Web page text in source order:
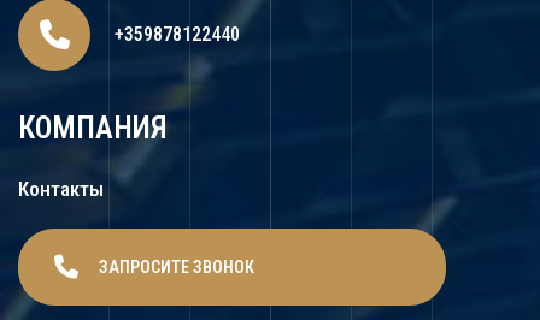
+359878122440
КОМПАНИЯ
Контакты
ЗАПРОСИТЕ ЗВОНОК